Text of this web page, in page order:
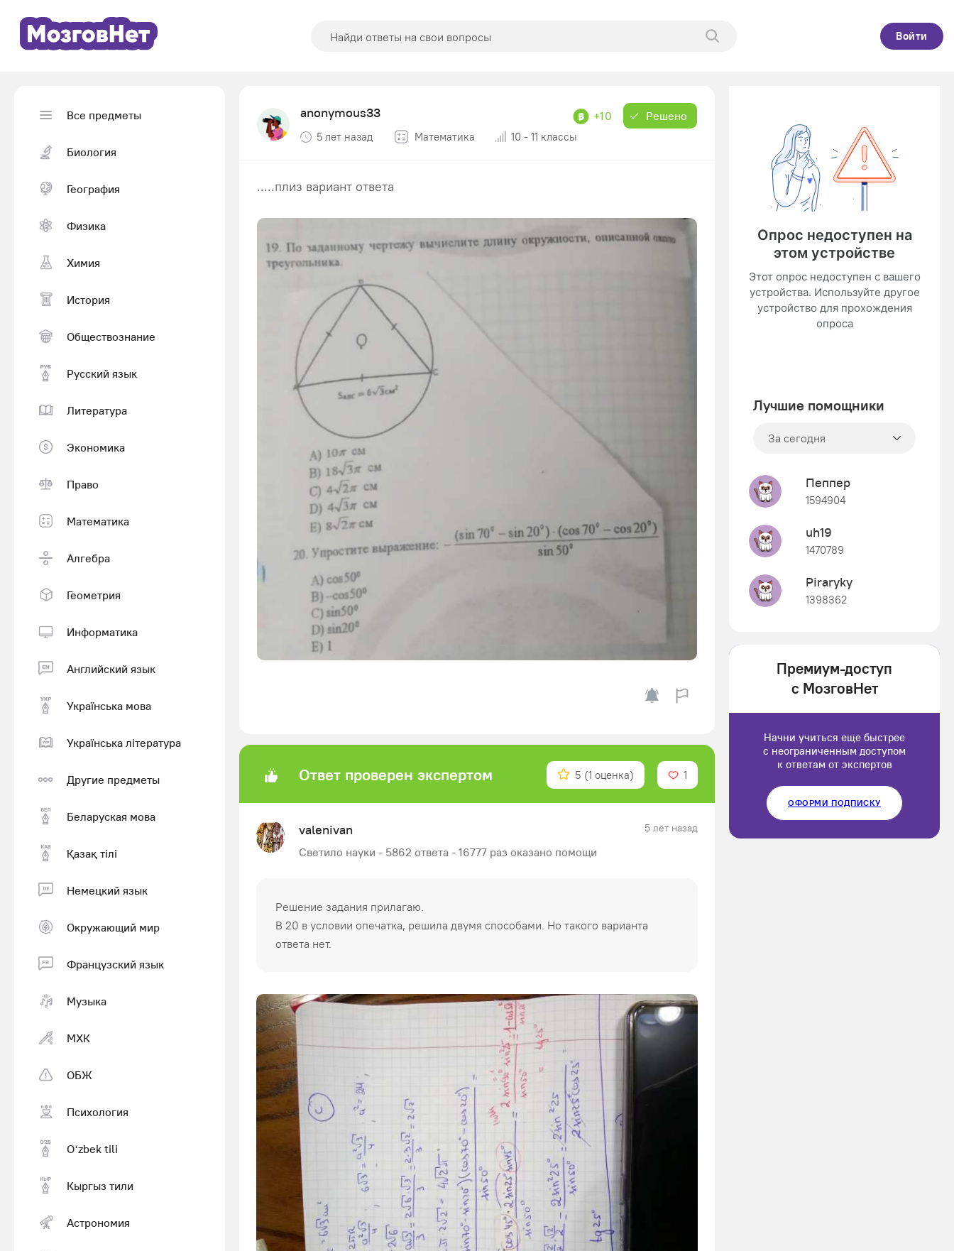
Войти
Все предметы
Биология
География
Физика
Химия
История
Обществознание
Русский язык
Литература
Экономика
Право
Математика
Алгебра
Геометрия
Информатика
Английский язык
Українська мова
Українська література
Другие предметы
Беларуская мова
Қазақ тiлi
Немецкий язык
Окружающий мир
Французский язык
Музыка
МХК
ОБЖ
Психология
Оʻzbek tili
Кыргыз тили
Астрономия
anonymous33 +10 Решено
5 лет назад Математика 10 - 11 классы
.....плиз вариант ответа​
Ответ проверен экспертом 5 (1 оценка) 1
valenivan 5 лет назад
Светило науки - 5862 ответа - 16777 раз оказано помощи
Решение задания прилагаю.
В 20 в условии опечатка, решила двумя способами. Но такого варианта
ответа нет.
Лучшие помощники
За сегодня
Пеппер
1594904
uh19
1470789
Piraryky
1398362
Luluput
Премиум-доступ
с МозговНет
Начни учиться еще быстрее
с неограниченным доступом
к ответам от экспертов
ОФОРМИ ПОДПИСКУ